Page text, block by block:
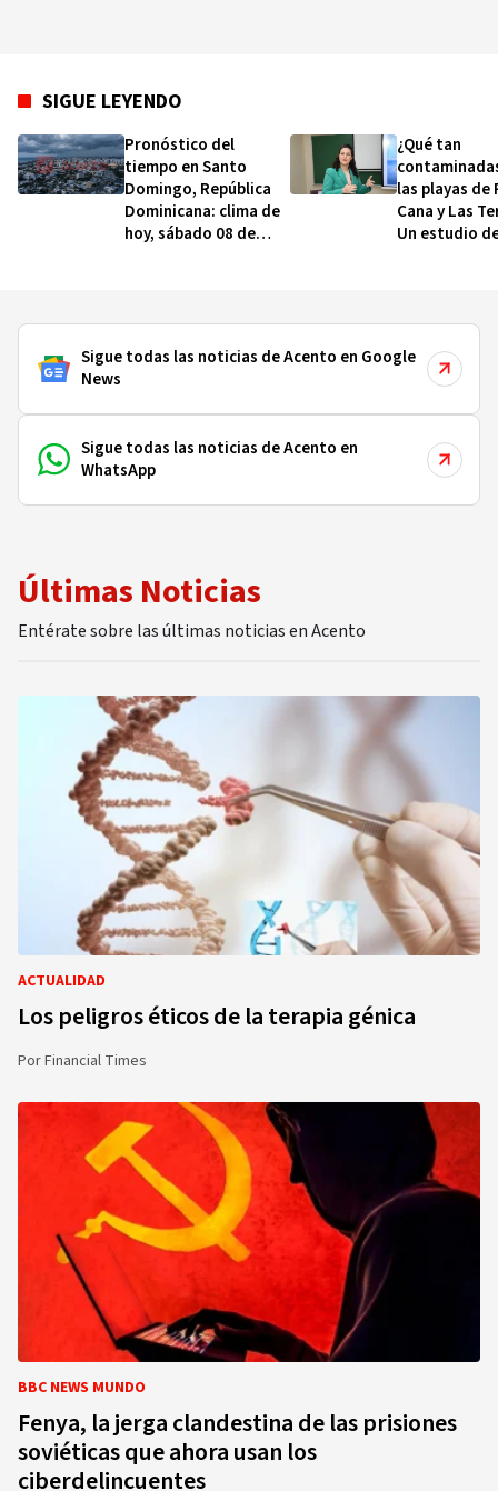
SIGUE LEYENDO
Pronóstico del
tiempo en Santo
Domingo, República
Dominicana: clima de
hoy, sábado 08 de
¿Qué tan
las playas de
Cana y Las
Un estudio
Sigue todas las noticias de Acento en Google
News
Sigue todas las noticias de Acento en
WhatsApp